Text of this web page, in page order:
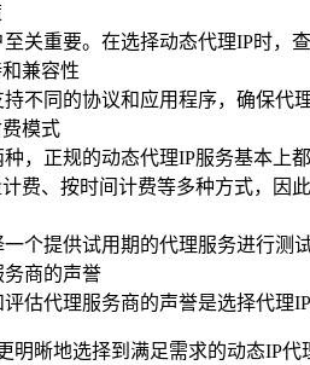
关重要。在选择动态代理IP时，
兼容性
不同的协议和应用程序，确保代
模式
，正规的动态代理IP服务基本上
费、按时间计费等多种方式，因
个提供试用期的代理服务进行测
商的声誉
估代理服务商的声誉是选择代理
明晰地选择到满足需求的动态IP